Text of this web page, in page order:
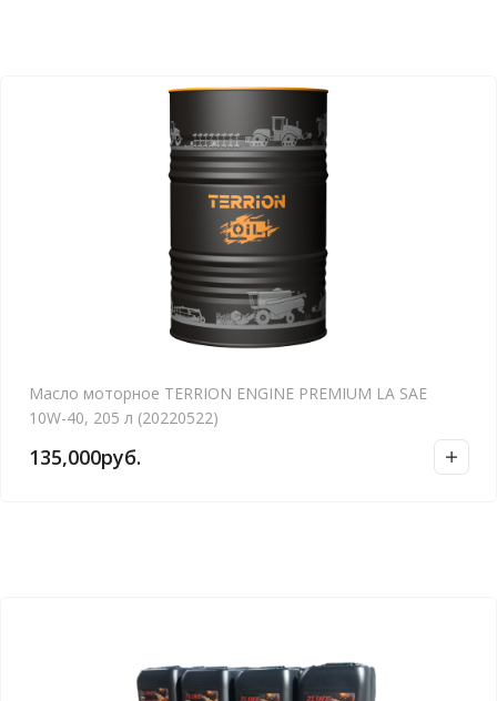
Масло моторное TERRION ENGINE PREMIUM LA SAE
10W-40, 205 л (20220522)
135,000руб.